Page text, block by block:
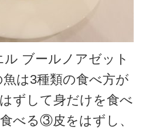
ル ブールノアゼット
は3種類の食べ方が
ずして身だけを食べ
べる③皮をはずし、